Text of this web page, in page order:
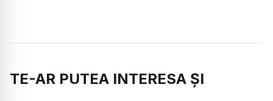
TE-AR PUTEA INTERESA ȘI